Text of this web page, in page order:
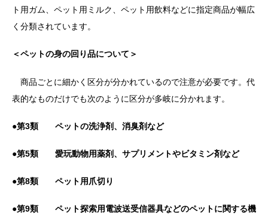
ト用ガム、ペット用ミルク、ペット用飲料などに指定商品が幅広
く分類されています。
＜ペットの身の回り品について＞
商品ごとに細かく区分が分かれているので注意が必要です。代
表的なものだけでも次のように区分が多岐に分かれます。
●第3類 ペットの洗浄剤、消臭剤など
●第5類 愛玩動物用薬剤、サプリメントやビタミン剤など
●第8類 ペット用爪切り
●第9類 ペット探索用電波送受信器具などのペットに関する機